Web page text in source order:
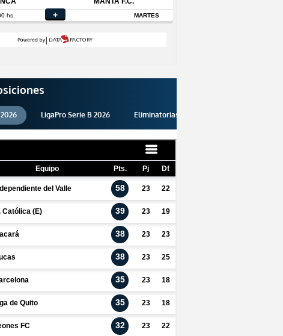
LigaPro Serie B 2026 Eliminatorias 2026